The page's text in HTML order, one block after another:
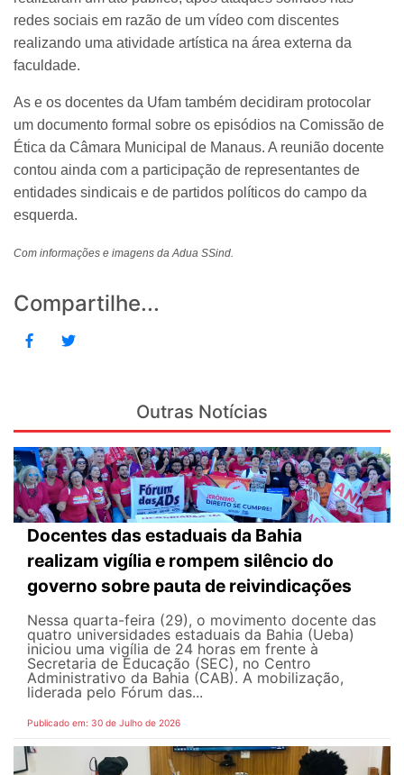
redes sociais em razão de um vídeo com discentes
realizando uma atividade artística na área externa da
faculdade.
As e os docentes da Ufam também decidiram protocolar
um documento formal sobre os episódios na Comissão de
Ética da Câmara Municipal de Manaus. A reunião docente
contou ainda com a participação de representantes de
entidades sindicais e de partidos políticos do campo da
esquerda.
Com informações e imagens da Adua SSind.
Compartilhe...
Outras Notícias
Docentes das estaduais da Bahia
realizam vigília e rompem silêncio do
governo sobre pauta de reivindicações
Nessa quarta-feira (29), o movimento docente das
quatro universidades estaduais da Bahia (Ueba)
iniciou uma vigília de 24 horas em frente à
Secretaria de Educação (SEC), no Centro
Administrativo da Bahia (CAB). A mobilização,
liderada pelo Fórum das...
Publicado em: 30 de Julho de 2026